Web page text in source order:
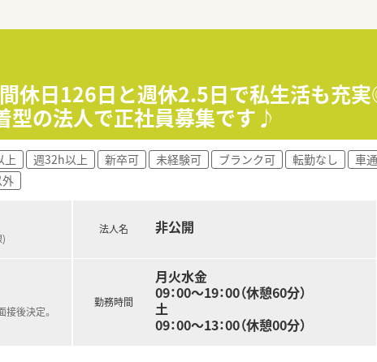
間休日126日と週休2.5日で私生活も充
の法人で正社員募集です♪
上 週32h以上 新卒可 未経験可 ブランク可 転勤なし 車
接後決定。
法人名 非公開
勤務時間
月火水金
09：00～19：00（休憩60分）
土
09：00～13：00（休憩00分）